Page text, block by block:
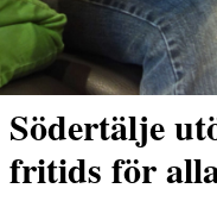
Södertälje
fritids för